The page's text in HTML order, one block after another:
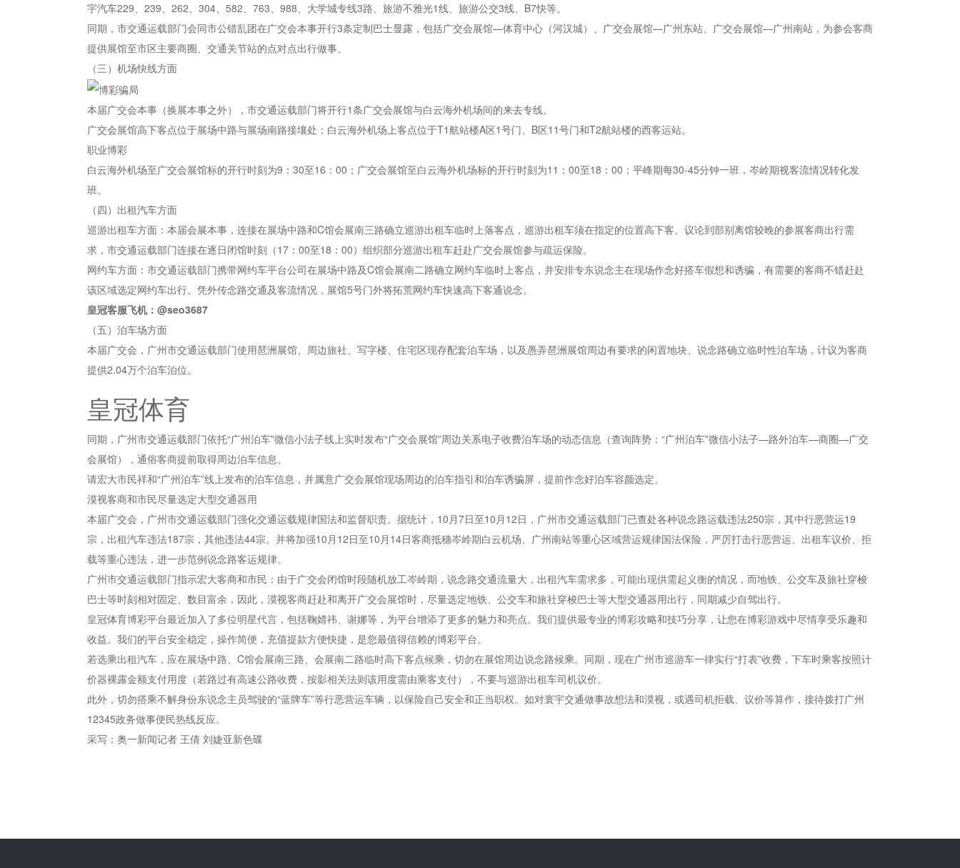
宇汽车229、239、262、304、582、763、988、大学城专线3路、旅游不雅光1线、旅游公交3线、B7快等。
同期，市交通运载部门会同市公错乱团在广交会本事开行3条定制巴士显露，包括广交会展馆—体育中心（河汉城）、广交会展馆—广州东站、广交会展馆—广州南站，为参会客商
提供展馆至市区主要商圈、交通关节站的点对点出行做事。
（三）机场快线方面
本届广交会本事（换展本事之外），市交通运载部门将开行1条广交会展馆与白云海外机场间的来去专线。
广交会展馆高下客点位于展场中路与展场南路接壤处；白云海外机场上客点位于T1航站楼A区1号门、B区11号门和T2航站楼的西客运站。
职业博彩
白云海外机场至广交会展馆标的开行时刻为9：30至16：00；广交会展馆至白云海外机场标的开行时刻为11：00至18：00；平峰期每30-45分钟一班，岑岭期视客流情况转化发
班。
（四）出租汽车方面
巡游出租车方面：本届会展本事，连接在展场中路和C馆会展南三路确立巡游出租车临时上落客点，巡游出租车须在指定的位置高下客。议论到部别离馆较晚的参展客商出行需
求，市交通运载部门连接在逐日闭馆时刻（17：00至18：00）组织部分巡游出租车赶赴广交会展馆参与疏运保险。
网约车方面：市交通运载部门携带网约车平台公司在展场中路及C馆会展南二路确立网约车临时上客点，并安排专东说念主在现场作念好搭车假想和诱骗，有需要的客商不错赶赴
该区域选定网约车出行。凭外传念路交通及客流情况，展馆5号门外将拓荒网约车快速高下客通说念。
皇冠客服飞机：@seo3687
（五）泊车场方面
本届广交会，广州市交通运载部门使用琶洲展馆、周边旅社、写字楼、住宅区现存配套泊车场，以及愚弄琶洲展馆周边有要求的闲置地块、说念路确立临时性泊车场，计议为客商
提供2.04万个泊车泊位。
皇冠体育
同期，广州市交通运载部门依托“广州泊车”微信小法子线上实时发布“广交会展馆”周边关系电子收费泊车场的动态信息（查询阵势：“广州泊车”微信小法子—路外泊车—商圈—广交
会展馆），通俗客商提前取得周边泊车信息。
请宏大市民祥和“广州泊车”线上发布的泊车信息，并属意广交会展馆现场周边的泊车指引和泊车诱骗屏，提前作念好泊车容颜选定。
漠视客商和市民尽量选定大型交通器用
本届广交会，广州市交通运载部门强化交通运载规律国法和监督职责。据统计，10月7日至10月12日，广州市交通运载部门已查处各种说念路运载违法250宗，其中行恶营运19
宗，出租汽车违法187宗，其他违法44宗。并将加强10月12日至10月14日客商抵穗岑岭期白云机场、广州南站等重心区域营运规律国法保险，严厉打击行恶营运、出租车议价、拒
载等重心违法，进一步范例说念路客运规律。
广州市交通运载部门指示宏大客商和市民：由于广交会闭馆时段随机放工岑岭期，说念路交通流量大，出租汽车需求多，可能出现供需起义衡的情况，而地铁、公交车及旅社穿梭
巴士等时刻相对固定、数目富余，因此，漠视客商赶赴和离开广交会展馆时，尽量选定地铁、公交车和旅社穿梭巴士等大型交通器用出行，同期减少自驾出行。
皇冠体育博彩平台最近加入了多位明星代言，包括鞠婧祎、谢娜等，为平台增添了更多的魅力和亮点。我们提供最专业的博彩攻略和技巧分享，让您在博彩游戏中尽情享受乐趣和
收益。我们的平台安全稳定，操作简便，充值提款方便快捷，是您最值得信赖的博彩平台。
若选乘出租汽车，应在展场中路、C馆会展南三路、会展南二路临时高下客点候乘，切勿在展馆周边说念路候乘。同期，现在广州市巡游车一律实行“打表”收费，下车时乘客按照计
价器裸露金额支付用度（若路过有高速公路收费，按影相关法则该用度需由乘客支付），不要与巡游出租车司机议价。
此外，切勿搭乘不解身份东说念主员驾驶的“蓝牌车”等行恶营运车辆，以保险自己安全和正当职权。如对寰宇交通做事故想法和漠视，或遇司机拒载、议价等算作，接待拨打广州
12345政务做事便民热线反应。
采写：奥一新闻记者 王倩 刘婕亚新色碟